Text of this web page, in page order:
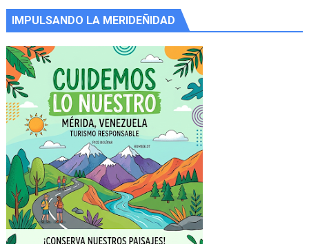
IMPULSANDO LA MERIDEÑIDAD